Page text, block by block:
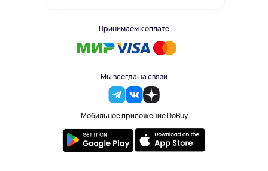
Принимаем к оплате
Мы всегда на связи
Мобильное приложение DoBuy